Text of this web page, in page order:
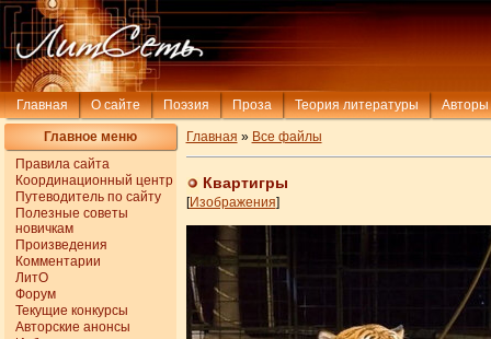
Главная О сайте Поэзия Проза Теория литературы Авторы
Главное меню
Правила сайта
Координационный центр
Путеводитель по сайту
Полезные советы
новичкам
Произведения
Комментарии
ЛитО
Форум
Текущие конкурсы
Авторские анонсы
Главная » Все файлы
Квартигры
[Изображения]